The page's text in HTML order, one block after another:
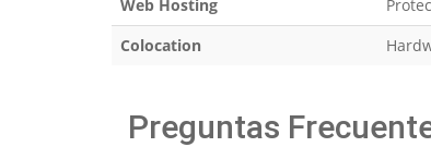
Web Hosting
Colocation
Preguntas